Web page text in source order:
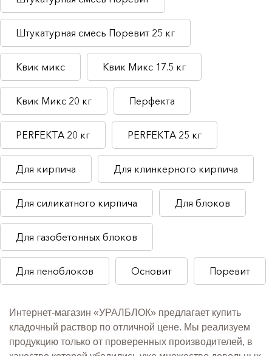
Штукатурная смесь Поревит 25 кг
Квик микс Квик Микс 17.5 кг
Квик Микс 20 кг Перфекта
PERFEKTA 20 кг PERFEKTA 25 кг
Для кирпича Для клинкерного кирпича
Для силикатного кирпича Для блоков
Для газобетонных блоков
Для пеноблоков Основит Поревит
Интернет-магазин «УРАЛБЛОК» предлагает купить
кладочный раствор по отличной цене. Мы реализуем
продукцию только от проверенных производителей, в